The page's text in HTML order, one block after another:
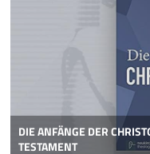
DIE ANFÄNGE DER
TESTAMENT